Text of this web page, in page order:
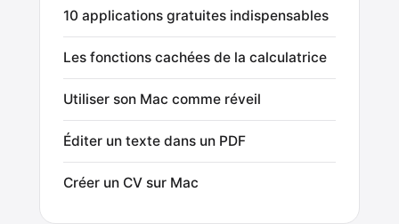
10 applications gratuites indispensables
Les fonctions cachées de la calculatrice
Utiliser son Mac comme réveil
Éditer un texte dans un PDF
Créer un CV sur Mac